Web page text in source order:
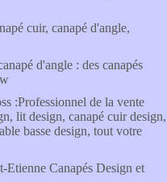
cuir, canapé d'angle,
d'angle : des canapés
:Professionnel de la vente
lit design, canapé cuir design,
basse design, tout votre
Etienne Canapés Design et